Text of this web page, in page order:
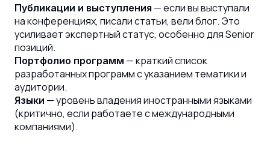
Публикации и выступления — если вы выступали
на конференциях, писали статьи, вели блог. Это
усиливает экспертный статус, особенно для Senior
позиций.
Портфолио программ — краткий список
разработанных программ с указанием тематики и
аудитории.
Языки — уровень владения иностранными языками
(критично, если работаете с международными
компаниями).